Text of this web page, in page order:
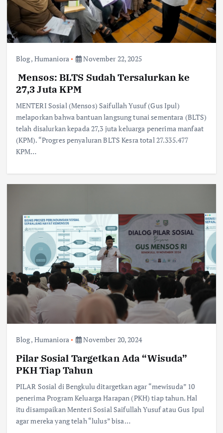
Blog, Humaniora November 22, 2025
Mensos: BLTS Sudah Tersalurkan ke
27,3 Juta KPM
MENTERI Sosial (Mensos) Saifullah Yusuf (Gus Ipul)
melaporkan bahwa bantuan langsung tunai sementara (BLTS)
telah disalurkan kepada 27,3 juta keluarga penerima manfaat
(KPM). “Progres penyaluran BLTS Kesra total 27.335.477
KPM…
Blog, Humaniora November 20, 2024
Pilar Sosial Targetkan Ada “Wisuda”
PKH Tiap Tahun
PILAR Sosial di Bengkulu ditargetkan agar “mewisuda” 10
penerima Program Keluarga Harapan (PKH) tiap tahun. Hal
itu disampaikan Menteri Sosial Saifullah Yusuf atau Gus Ipul
agar mereka yang telah “lulus” bisa…